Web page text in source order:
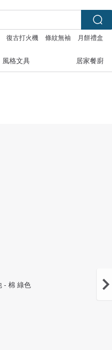
復古打火機 條紋無袖
月餅禮盒
風格文具 居家餐廚